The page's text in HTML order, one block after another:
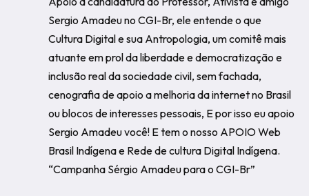
Sergio Amadeu no CGI-Br, ele entende o que
Cultura Digital e sua Antropologia, um comitê mais
atuante em prol da liberdade e democratização e
inclusão real da sociedade civil, sem fachada,
cenografia de apoio a melhoria da internet no Brasil
ou blocos de interesses pessoais, E por isso eu apoio
Sergio Amadeu você! E tem o nosso APOIO Web
Brasil Indígena e Rede de cultura Digital Indígena.
“Campanha Sérgio Amadeu para o CGI-Br”